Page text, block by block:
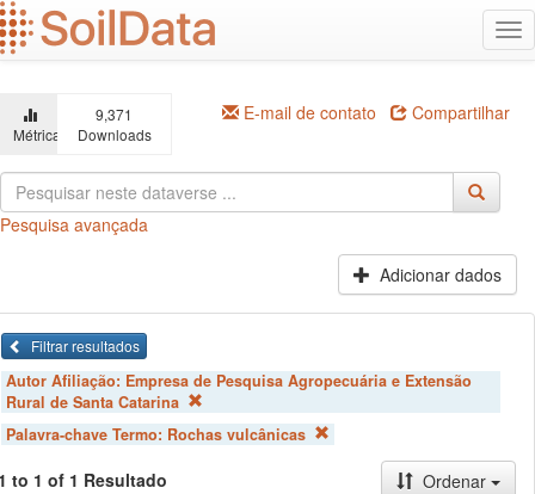
Ir
para
o
principal
Métricas
9,371
Downloads
E-mail de contato Compartilhar
Pesquisa avançada
Adicionar dados
Filtrar resultados
Autor Afiliação: Empresa de Pesquisa Agropecuária e Extensão
Rural de Santa Catarina
Palavra-chave Termo: Rochas vulcânicas
to 1 of 1 Resultado
Ordenar